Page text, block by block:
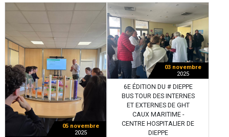
05 novembre
2025
03 novembre
2025
6E ÉDITION DU # DIEPPE
BUS TOUR DES INTERNES
ET EXTERNES DE GHT
CAUX MARITIME -
CENTRE HOSPITALIER DE
DIEPPE